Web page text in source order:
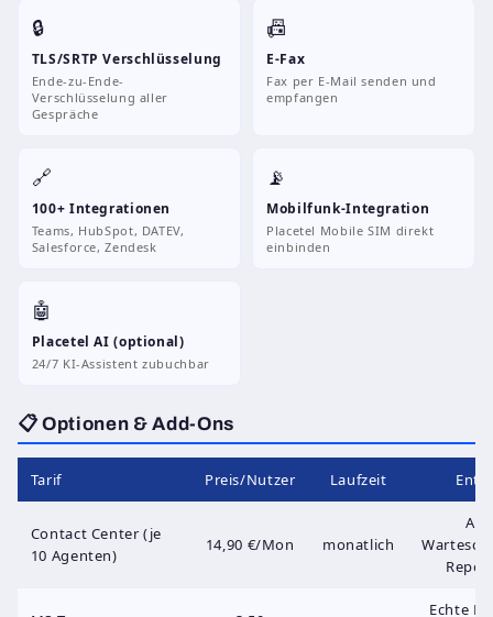
🔒
TLS/SRTP Verschlüsselung
Ende-zu-Ende-
Verschlüsselung aller
Gespräche
📠
E-Fax
Fax per E-Mail senden und
empfangen
🔗
100+ Integrationen
Teams, HubSpot, DATEV,
Salesforce, Zendesk
📡
Mobilfunk-Integration
Placetel Mobile SIM direkt
einbinden
🤖
Placetel AI (optional)
24/7 KI-Assistent zubuchbar
📋 Optionen & Add-Ons
Tarif Preis/Nutzer Laufzeit
Contact Center (je
10 Agenten)
14,90 €/Mon monatlich
Echte